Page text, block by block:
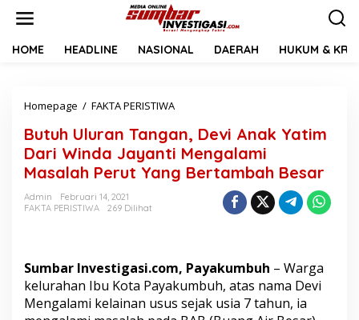
HOME HEADLINE NASIONAL DAERAH HUKUM &
Homepage / FAKTA PERISTIWA
t
u
h
U
T
a
n
g
Butuh Uluran Tangan, Devi Anak Yatim
Dari Winda Jayanti Mengalami
Masalah Perut Yang Bertambah Besar
Admin
Februari 14, 2021
FAKTA PERISTIWA
269 Dilihat
Sumbar Investigasi.com, Payakumbuh – Warga
kelurahan Ibu Kota Payakumbuh, atas nama Devi
Mengalami kelainan usus sejak usia 7 tahun, ia